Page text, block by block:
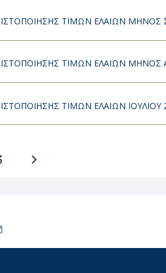
ΤΙΜΩΝ ΕΛΑΙΩΝ ΜΗΝΟΣ
ΤΙΜΩΝ ΕΛΑΙΩΝ ΜΗΝΟΣ
ΤΙΜΩΝ ΕΛΑΙΩΝ ΙΟΥΛΙΟΥ